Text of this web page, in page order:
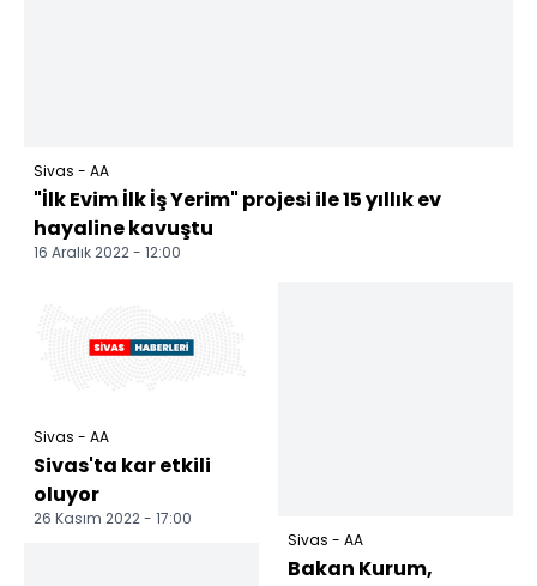
Sivas - AA
"İlk Evim İlk İş Yerim" projesi ile 15 yıllık ev
hayaline kavuştu
16 Aralık 2022 - 12:00
Sivas - AA
Sivas'ta kar etkili
oluyor
26 Kasım 2022 - 17:00
Sivas - AA
Bakan Kurum,